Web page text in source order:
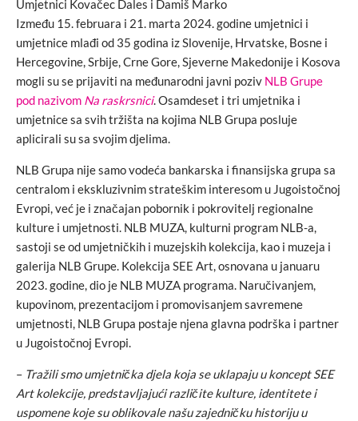
Umjetnici Kovačec Dales i Damiš Marko
Između 15. februara i 21. marta 2024. godine umjetnici i
umjetnice mlađi od 35 godina iz Slovenije, Hrvatske, Bosne i
Hercegovine, Srbije, Crne Gore, Sjeverne Makedonije i Kosova
mogli su se prijaviti na međunarodni javni poziv NLB Grupe
pod nazivom Na raskrsnici. Osamdeset i tri umjetnika i
umjetnice sa svih tržišta na kojima NLB Grupa posluje
aplicirali su sa svojim djelima.
NLB Grupa nije samo vodeća bankarska i finansijska grupa sa
centralom i ekskluzivnim strateškim interesom u Jugoistočnoj
Evropi, već je i značajan pobornik i pokrovitelj regionalne
kulture i umjetnosti. NLB MUZA, kulturni program NLB-a,
sastoji se od umjetničkih i muzejskih kolekcija, kao i muzeja i
galerija NLB Grupe. Kolekcija SEE Art, osnovana u januaru
2023. godine, dio je NLB MUZA programa. Naručivanjem,
kupovinom, prezentacijom i promovisanjem savremene
umjetnosti, NLB Grupa postaje njena glavna podrška i partner
u Jugoistočnoj Evropi.
– Tražili smo umjetnička djela koja se uklapaju u koncept SEE
Art kolekcije, predstavljajući različite kulture, identitete i
uspomene koje su oblikovale našu zajedničku historiju u